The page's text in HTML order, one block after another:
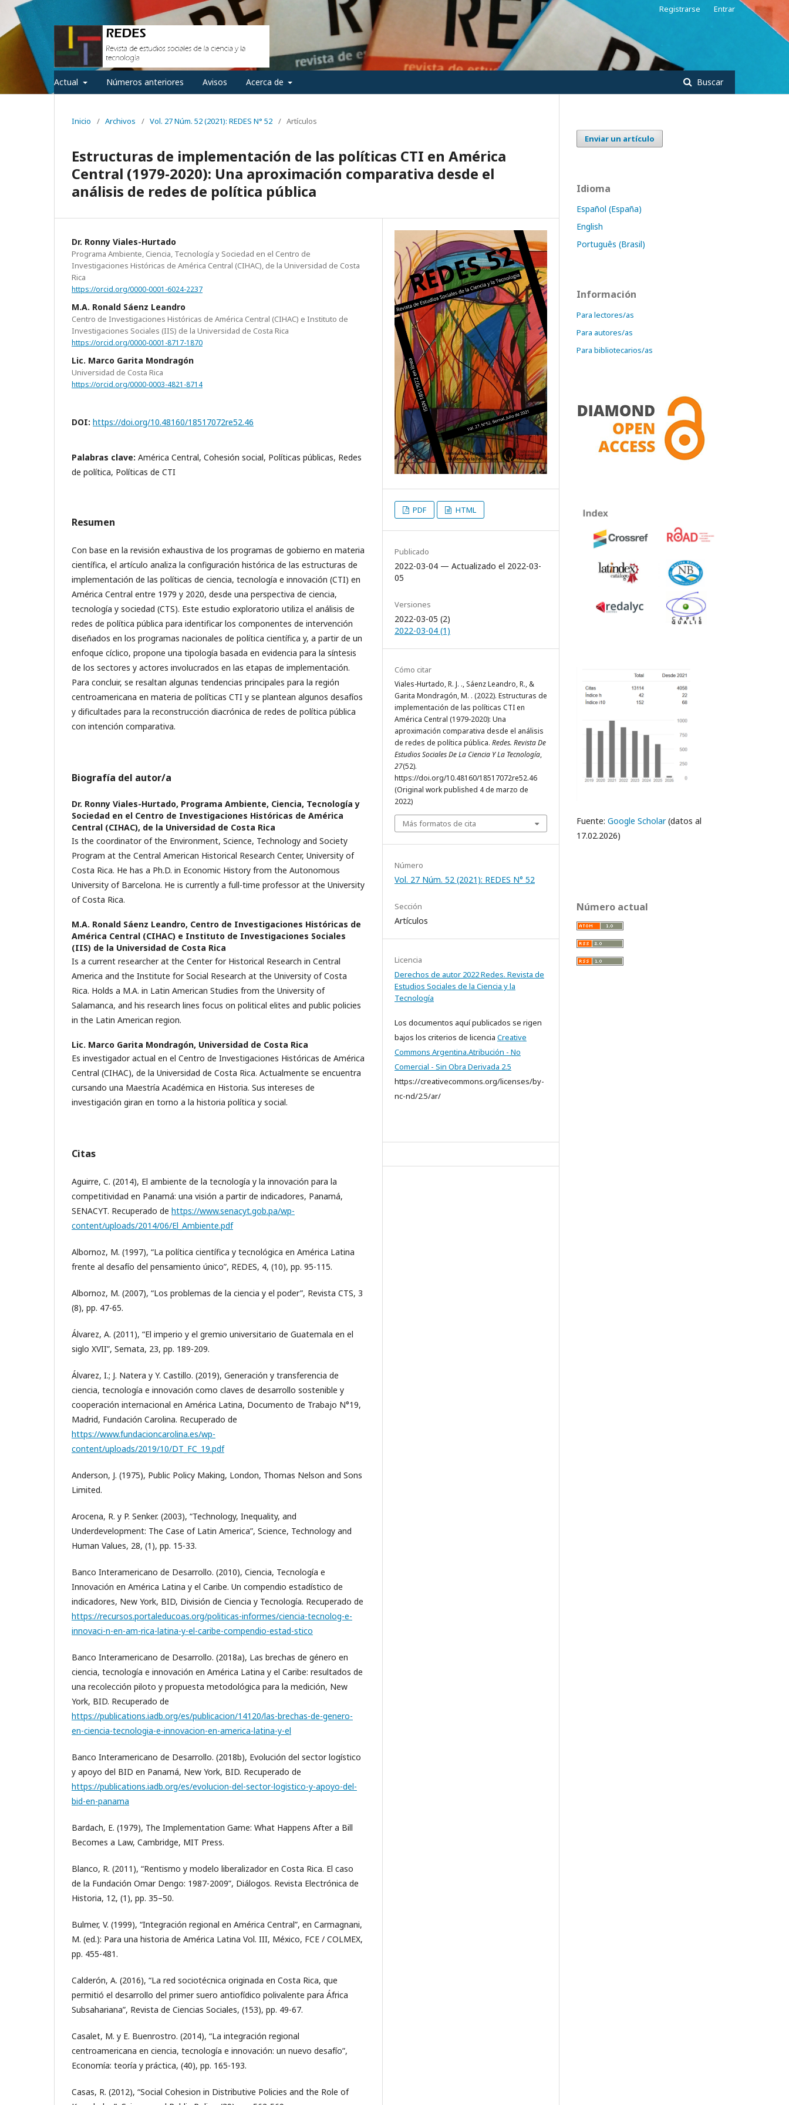
Actual Números anteriores Avisos Acerca de Buscar
Registrarse Entrar
Inicio / Archivos / Vol. 27 Núm. 52 (2021): REDES N° 52 / Artículos
Estructuras de implementación de las políticas CTI en América
Central (1979-2020): Una aproximación comparativa desde el
análisis de redes de política pública
Dr. Ronny Viales-Hurtado
Programa Ambiente, Ciencia, Tecnología y Sociedad en el Centro de
Investigaciones Históricas de América Central (CIHAC), de la Universidad de Costa
Rica
https://orcid.org/0000-0001-6024-2237
M.A. Ronald Sáenz Leandro
Centro de Investigaciones Históricas de América Central (CIHAC) e Instituto de
Investigaciones Sociales (IIS) de la Universidad de Costa Rica
https://orcid.org/0000-0001-8717-1870
Lic. Marco Garita Mondragón
Universidad de Costa Rica
https://orcid.org/0000-0003-4821-8714
DOI: https://doi.org/10.48160/18517072re52.46
Palabras clave: América Central, Cohesión social, Políticas públicas, Redes
de política, Políticas de CTI
Resumen
Con base en la revisión exhaustiva de los programas de gobierno en materia
científica, el artículo analiza la configuración histórica de las estructuras de
implementación de las políticas de ciencia, tecnología e innovación (CTI) en
América Central entre 1979 y 2020, desde una perspectiva de ciencia,
tecnología y sociedad (CTS). Este estudio exploratorio utiliza el análisis de
redes de política pública para identificar los componentes de intervención
diseñados en los programas nacionales de política científica y, a partir de un
enfoque cíclico, propone una tipología basada en evidencia para la síntesis
de los sectores y actores involucrados en las etapas de implementación.
Para concluir, se resaltan algunas tendencias principales para la región
centroamericana en materia de políticas CTI y se plantean algunos desafíos
y dificultades para la reconstrucción diacrónica de redes de política pública
con intención comparativa.
Biografía del autor/a
Dr. Ronny Viales-Hurtado, Programa Ambiente, Ciencia, Tecnología y
Sociedad en el Centro de Investigaciones Históricas de América
Central (CIHAC), de la Universidad de Costa Rica
Is the coordinator of the Environment, Science, Technology and Society
Program at the Central American Historical Research Center, University of
Costa Rica. He has a Ph.D. in Economic History from the Autonomous
University of Barcelona. He is currently a full-time professor at the University
of Costa Rica.
M.A. Ronald Sáenz Leandro, Centro de Investigaciones Históricas de
América Central (CIHAC) e Instituto de Investigaciones Sociales
(IIS) de la Universidad de Costa Rica
Is a current researcher at the Center for Historical Research in Central
America and the Institute for Social Research at the University of Costa
Rica. Holds a M.A. in Latin American Studies from the University of
Salamanca, and his research lines focus on political elites and public policies
in the Latin American region.
Lic. Marco Garita Mondragón, Universidad de Costa Rica
Es investigador actual en el Centro de Investigaciones Históricas de América
Central (CIHAC), de la Universidad de Costa Rica. Actualmente se encuentra
cursando una Maestría Académica en Historia. Sus intereses de
investigación giran en torno a la historia política y social.
Citas
Aguirre, C. (2014), El ambiente de la tecnología y la innovación para la
competitividad en Panamá: una visión a partir de indicadores, Panamá,
SENACYT. Recuperado de https://www.senacyt.gob.pa/wp-
content/uploads/2014/06/El_Ambiente.pdf
Albornoz, M. (1997), “La política científica y tecnológica en América Latina
frente al desafío del pensamiento único”, REDES, 4, (10), pp. 95-115.
Albornoz, M. (2007), “Los problemas de la ciencia y el poder”, Revista CTS, 3
(8), pp. 47-65.
Álvarez, A. (2011), “El imperio y el gremio universitario de Guatemala en el
siglo XVII”, Semata, 23, pp. 189-209.
Álvarez, I.; J. Natera y Y. Castillo. (2019), Generación y transferencia de
ciencia, tecnología e innovación como claves de desarrollo sostenible y
cooperación internacional en América Latina, Documento de Trabajo N°19,
Madrid, Fundación Carolina. Recuperado de
https://www.fundacioncarolina.es/wp-
content/uploads/2019/10/DT_FC_19.pdf
Anderson, J. (1975), Public Policy Making, London, Thomas Nelson and Sons
Limited.
Arocena, R. y P. Senker. (2003), “Technology, Inequality, and
Underdevelopment: The Case of Latin America”, Science, Technology and
Human Values, 28, (1), pp. 15-33.
Banco Interamericano de Desarrollo. (2010), Ciencia, Tecnología e
Innovación en América Latina y el Caribe. Un compendio estadístico de
indicadores, New York, BID, División de Ciencia y Tecnología. Recuperado de
https://recursos.portaleducoas.org/politicas-informes/ciencia-tecnolog-e-
innovaci-n-en-am-rica-latina-y-el-caribe-compendio-estad-stico
Banco Interamericano de Desarrollo. (2018a), Las brechas de género en
ciencia, tecnología e innovación en América Latina y el Caribe: resultados de
una recolección piloto y propuesta metodológica para la medición, New
York, BID. Recuperado de
https://publications.iadb.org/es/publicacion/14120/las-brechas-de-genero-
en-ciencia-tecnologia-e-innovacion-en-america-latina-y-el
Banco Interamericano de Desarrollo. (2018b), Evolución del sector logístico
y apoyo del BID en Panamá, New York, BID. Recuperado de
https://publications.iadb.org/es/evolucion-del-sector-logistico-y-apoyo-del-
bid-en-panama
Bardach, E. (1979), The Implementation Game: What Happens After a Bill
Becomes a Law, Cambridge, MIT Press.
Blanco, R. (2011), “Rentismo y modelo liberalizador en Costa Rica. El caso
de la Fundación Omar Dengo: 1987-2009”, Diálogos. Revista Electrónica de
Historia, 12, (1), pp. 35–50.
Bulmer, V. (1999), “Integración regional en América Central”, en Carmagnani,
M. (ed.): Para una historia de América Latina Vol. III, México, FCE / COLMEX,
pp. 455-481.
Calderón, A. (2016), “La red sociotécnica originada en Costa Rica, que
permitió el desarrollo del primer suero antiofídico polivalente para África
Subsahariana”, Revista de Ciencias Sociales, (153), pp. 49-67.
Casalet, M. y E. Buenrostro. (2014), “La integración regional
centroamericana en ciencia, tecnología e innovación: un nuevo desafío”,
Economía: teoría y práctica, (40), pp. 165-193.
Casas, R. (2012), “Social Cohesion in Distributive Policies and the Role of
PDF HTML
Publicado
2022-03-04 — Actualizado el 2022-03-
05
Versiones
2022-03-05 (2)
2022-03-04 (1)
Cómo citar
Viales-Hurtado, R. J. ., Sáenz Leandro, R., &
Garita Mondragón, M. . (2022). Estructuras de
implementación de las políticas CTI en
América Central (1979-2020): Una
aproximación comparativa desde el análisis
de redes de política pública. Redes. Revista De
Estudios Sociales De La Ciencia Y La Tecnología,
27(52).
https://doi.org/10.48160/18517072re52.46
(Original work published 4 de marzo de
2022)
Más formatos de cita
Número
Vol. 27 Núm. 52 (2021): REDES N° 52
Sección
Artículos
Licencia
Derechos de autor 2022 Redes. Revista de
Estudios Sociales de la Ciencia y la
Tecnología
Los documentos aquí publicados se rigen
bajos los criterios de licencia Creative
Commons Argentina.Atribución - No
Comercial - Sin Obra Derivada 2.5
https://creativecommons.org/licenses/by-
nc-nd/2.5/ar/
Enviar un artículo
Idioma
Español (España)
English
Português (Brasil)
Información
Para lectores/as
Para autores/as
Para bibliotecarios/as
Fuente: Google Scholar(datos al
17.02.2026)
Número actual